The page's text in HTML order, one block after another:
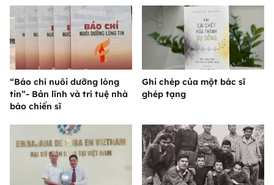
“Báo chí nuôi dưỡng lòng
tin”- Bản lĩnh và trí tuệ nhà
báo chiến sĩ
Ghi chép của một bác sĩ
ghép tạng